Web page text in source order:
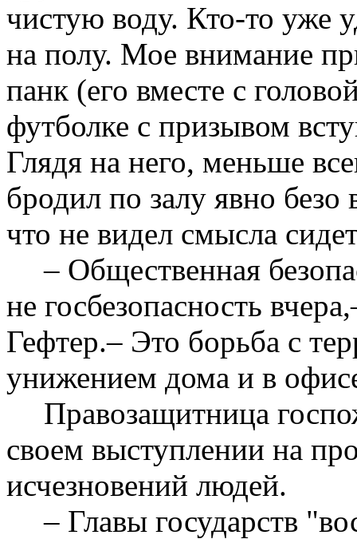
чистую воду. Кто-то уже
на полу. Мое внимание
панк (его вместе с
футболке с призывом
Глядя на него, меньше
бродил по залу явно безо
что не видел смысла
– Общественная
не госбезопасность
Гефтер.– Это борьба с
унижением дома и в
Правозащитница
своем выступлении на
исчезновений людей.
– Главы государств